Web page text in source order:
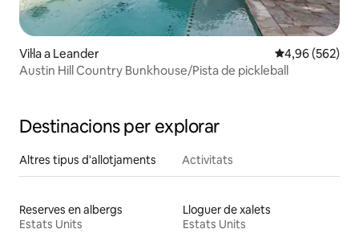
Vil·la a Leander 4,96 de
4,96 (562)
Austin Hill Country Bunkhouse/Pista de pickleball
Destinacions per explorar
Altres tipus d'allotjaments Activitats
Reserves en albergs
Estats Units
Lloguer de xalets
Estats Units